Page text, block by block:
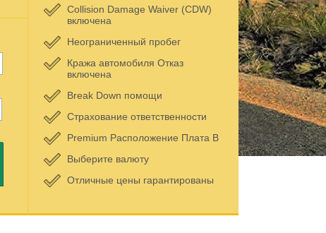
Collision Damage Waiver (CDW)
включена
Неограниченный пробег
Кража автомобиля Отказ
включена
Break Down помощи
Страхование ответственности
Premium Расположение Плата В
Выберите валюту
Отличные цены гарантированы